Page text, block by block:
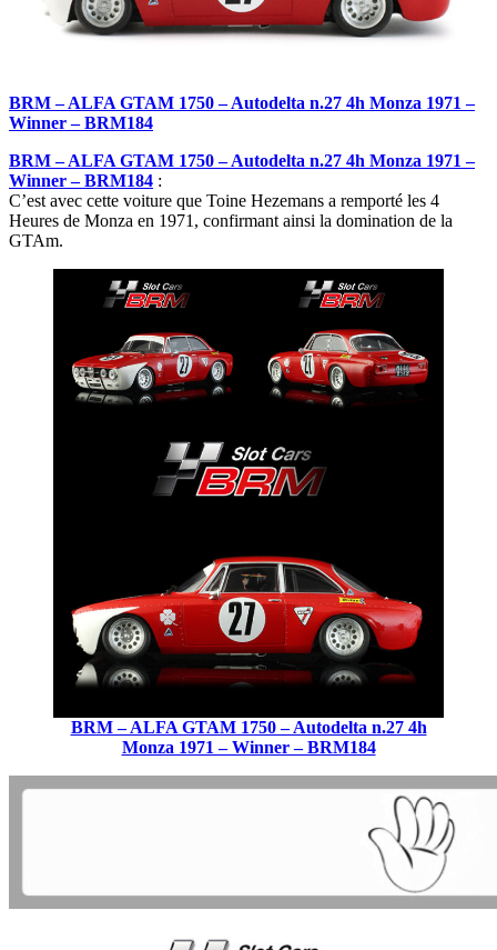
BRM – ALFA GTAM 1750 – Autodelta n.27 4h Monza 1971 –
Winner – BRM184
BRM – ALFA GTAM 1750 – Autodelta n.27 4h Monza 1971 –
Winner – BRM184 :
C’est avec cette voiture que Toine Hezemans a remporté les 4
Heures de Monza en 1971, confirmant ainsi la domination de la
GTAm.
BRM – ALFA GTAM 1750 – Autodelta n.27 4h
Monza 1971 – Winner – BRM184